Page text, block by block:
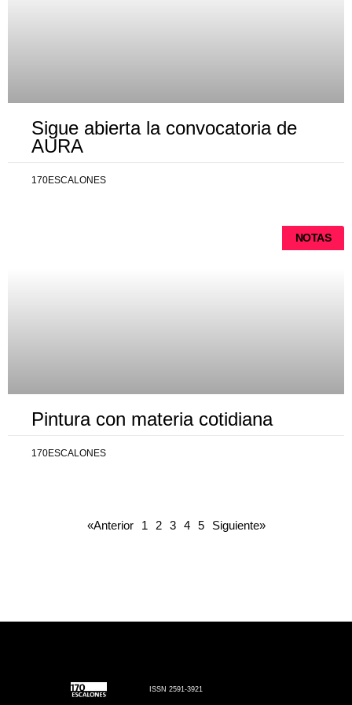
Sigue abierta la convocatoria de
AURA
170ESCALONES
NOTAS
Pintura con materia cotidiana
170ESCALONES
«Anterior 1 2 3 4 5 Siguiente»
ISSN 2591-3921